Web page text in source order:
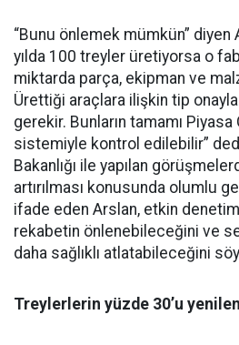
“Bunu önlemek mümkün” diyen
yılda 100 treyler üretiyorsa o
miktarda parça, ekipman ve
Ürettiği araçlara ilişkin tip
gerekir. Bunların tamamı
sistemiyle kontrol edilebilir”
Bakanlığı ile yapılan
artırılması konusunda olumlu
ifade eden Arslan, etkin
rekabetin önlenebileceğini ve
daha sağlıklı atlatabileceğini
Treylerlerin yüzde 30’u